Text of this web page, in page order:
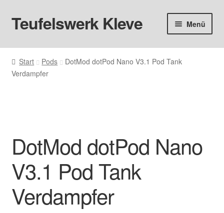
Zur
Navigation
Zum
Inhalt
Teufelswerk Kleve Menü
Startseite
Hardware
Big Puff
Aromen
Basen & Nikotin
Start Pods
DotMod dotPod Nano V3.1 Pod Tank
Verdampfer
DotMod dotPod Nano
V3.1 Pod Tank
Verdampfer